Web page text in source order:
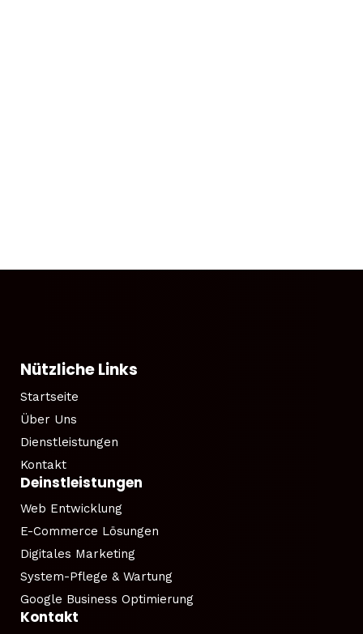
Nützliche Links
Startseite
Über Uns
Dienstleistungen
Kontakt
Deinstleistungen
Web Entwicklung
E-Commerce Lösungen
Digitales Marketing
System-Pflege & Wartung
Google Business Optimierung
Kontakt